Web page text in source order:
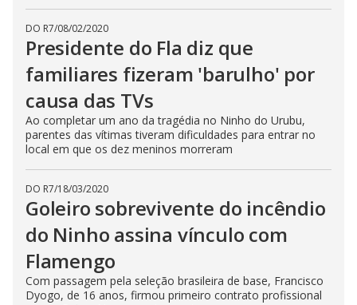
DO R7/08/02/2020
Presidente do Fla diz que
familiares fizeram 'barulho' por
causa das TVs
Ao completar um ano da tragédia no Ninho do Urubu,
parentes das vítimas tiveram dificuldades para entrar no
local em que os dez meninos morreram
DO R7/18/03/2020
Goleiro sobrevivente do incêndio
do Ninho assina vínculo com
Flamengo
Com passagem pela seleção brasileira de base, Francisco
Dyogo, de 16 anos, firmou primeiro contrato profissional